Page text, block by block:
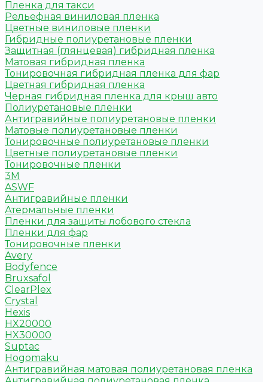
Пленка для такси
Рельефная виниловая пленка
Цветные виниловые пленки
Гибридные полиуретановые пленки
Защитная (глянцевая) гибридная пленка
Матовая гибридная пленка
Тонировочная гибридная пленка для фар
Цветная гибридная пленка
Черная гибридная пленка для крыш авто
Полиуретановые пленки
Антигравийные полиуретановые пленки
Матовые полиуретановые пленки
Тонировочные полиуретановые пленки
Цветные полиуретановые пленки
Тонировочные пленки
3M
ASWF
Антигравийные пленки
Атермальные пленки
Пленки для защиты лобового стекла
Пленки для фар
Тонировочные пленки
Avery
Bodyfence
Bruxsafol
ClearPlex
Crystal
Hexis
HX20000
HX30000
Suptac
Hogomaku
Антигравийная матовая полиуретановая пленка